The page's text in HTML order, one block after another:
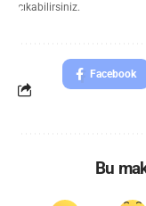
çıkabilirsiniz.
Facebook
Bu